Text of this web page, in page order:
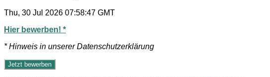
Thu, 30 Jul 2026 07:58:47 GMT
Hier bewerben! *
* Hinweis in unserer Datenschutzerklärung